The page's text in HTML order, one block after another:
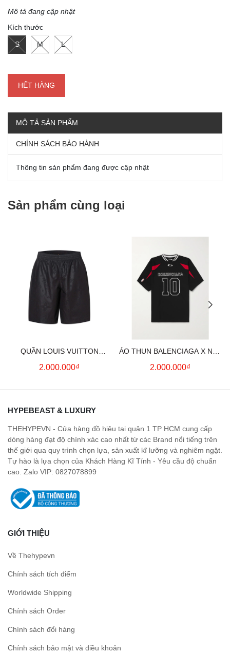
Mô tả đang cập nhật
Kích thước
S M L
HẾT HÀNG
MÔ TẢ SẢN PHẨM
CHÍNH SÁCH BẢO HÀNH
Thông tin sản phẩm đang được cập nhật
Sản phẩm cùng loại
QUẦN LOUIS VUITTON
MONOGRAM MOIRE
2.000.000₫
ÁO THUN BALENCIAGA X NBA
LOGO COTTON JERSEY T-
2.000.000₫
HYPEBEAST & LUXURY
THEHYPEVN - Cửa hàng đồ hiệu tại quận 1 TP HCM cung cấp
dòng hàng đạt độ chính xác cao nhất từ các Brand nổi tiếng trên
thế giới qua quy trình chọn lựa, sản xuất kĩ lưỡng và nghiêm ngặt.
Tự hào là lựa chọn của Khách Hàng Kĩ Tính - Yêu cầu độ chuẩn
cao. Zalo VIP: 0827078899
GIỚI THIỆU
Về Thehypevn
Chính sách tích điểm
Worldwide Shipping
Chính sách Order
Chính sách đổi hàng
Chính sách bảo mật và điều khoản